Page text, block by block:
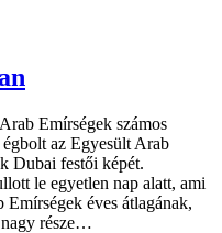
Emírségek számos
az Egyesült Arab
Dubai festői képét.
le egyetlen nap alatt, ami
éves átlagának,
része…